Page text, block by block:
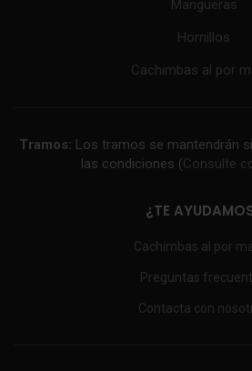
Mangueras
Hornillos
Cachimbas al por
Tramos: Los tramos se mantendrán
las condiciones (Consulte
¿TE
Cachimbas al por
Preguntas
Contacta con